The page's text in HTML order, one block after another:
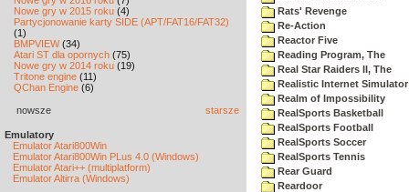
Nowe gry w 2015 roku (4)
Partycjonowanie karty SIDE (APT/FAT16/FAT32)
(1)
BMPVIEW(34)
Atari ST dla opornych (75)
Nowe gry w 2014 roku (19)
Tritone engine (11)
QChan Engine (6)
nowsze starsze
Emulatory
Emulator Atari800Win
Emulator Atari800Win PLus 4.0 (Windows)
Emulator Atari++ (multiplatform)
Emulator Altirra (Windows)
Rats' Revenge
Re-Action
Reactor Five
Reading Program, The
Real Star Raiders II, The
Realistic Internet Simulator
Realm of Impossibility
RealSports Basketball
RealSports Football
RealSports Soccer
RealSports Tennis
Rear Guard
Reardoor